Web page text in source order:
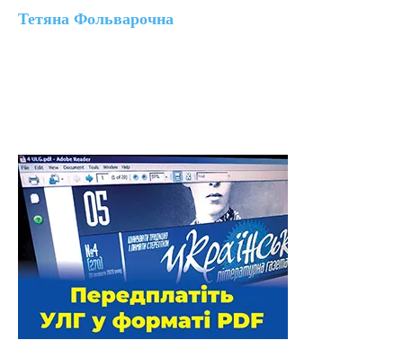
Тетяна Фольварочна